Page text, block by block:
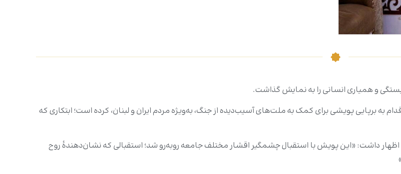
و همیاری انسانی را به نمایش گذاشت.
برپایی پویشی برای کمک به ملت‌های آسیب‌دیده از جنگ، به‌ویژه مردم ایران و لبنان، کرده است؛ ابتکاری که
اظهار داشت: «این پویش با استقبال چشمگیر اقشار مختلف جامعه روبه‌رو شد؛ استقبالی که نشان‌دهندۀ روح